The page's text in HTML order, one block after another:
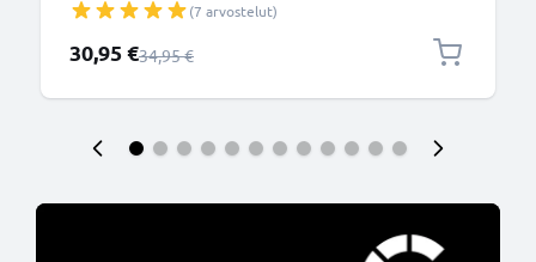
tarvikelaturi, 2.6m virtajohto, laturi
(7 arvostelut)
Erikoishinta
30,95 €Normaali hinta
34,95 €